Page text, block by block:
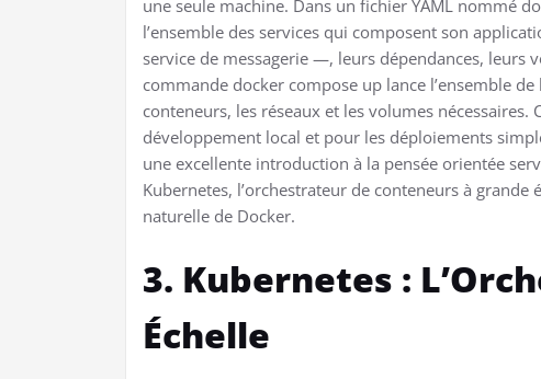
une seule machine. Dans un fichier YAML nommé
l’ensemble des services qui composent son
service de messagerie —, leurs dépendances, leurs
commande docker compose up lance l’ensemble
conteneurs, les réseaux et les volumes
développement local et pour les déploiements
une excellente introduction à la pensée orientée
Kubernetes, l’orchestrateur de conteneurs à grande
naturelle de Docker.
3. Kubernetes :
Échelle